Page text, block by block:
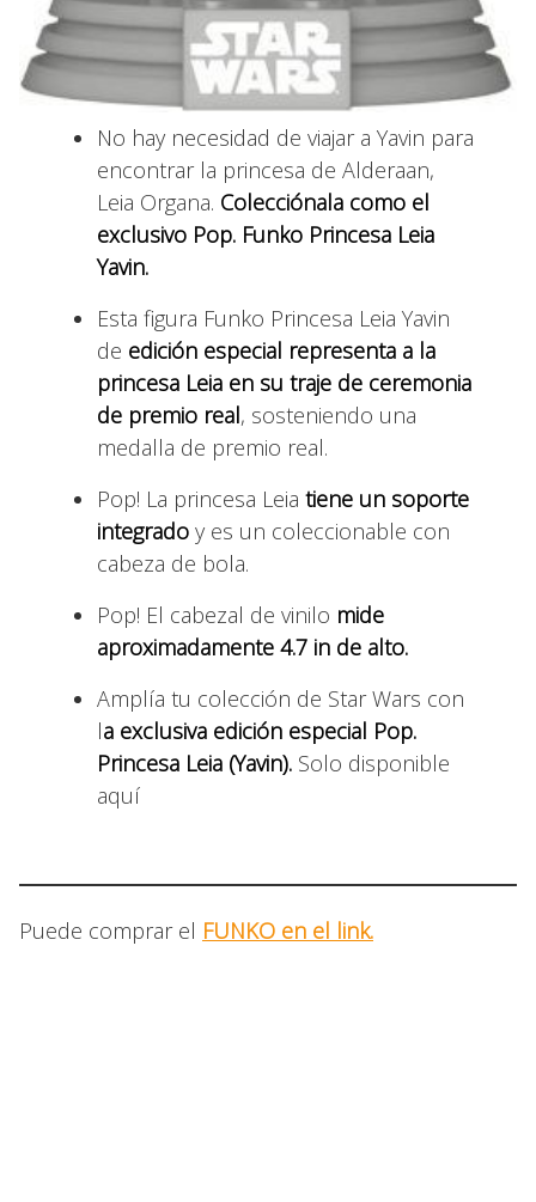
No hay necesidad de viajar a Yavin para
encontrar la princesa de Alderaan,
Leia Organa. Colecciónala como el
exclusivo Pop. Funko Princesa Leia
Yavin.
Esta figura Funko Princesa Leia Yavin
de edición especial representa a la
princesa Leia en su traje de ceremonia
de premio real, sosteniendo una
medalla de premio real.
Pop! La princesa Leiatiene un soporte
integrado y es un coleccionable con
cabeza de bola.
Pop! El cabezal de vinilo mide
aproximadamente 4.7 in de alto.
Amplía tu colección de Star Wars con
la exclusiva edición especial Pop.
Princesa Leia (Yavin). Solo disponible
aquí
Puede comprar el FUNKO en el link.